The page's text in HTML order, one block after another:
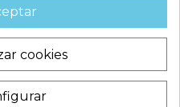
NOSOTROS
cookies